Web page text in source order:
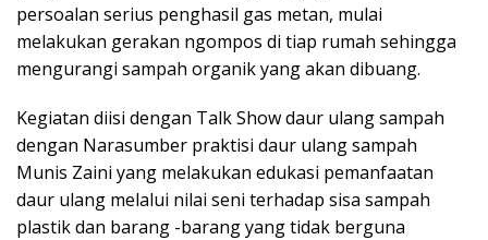
persoalan serius penghasil gas metan, mulai
melakukan gerakan ngompos di tiap rumah sehingga
mengurangi sampah organik yang akan dibuang.
Kegiatan diisi dengan Talk Show daur ulang sampah
dengan Narasumber praktisi daur ulang sampah
Munis Zaini yang melakukan edukasi pemanfaatan
daur ulang melalui nilai seni terhadap sisa sampah
plastik dan barang -barang yang tidak berguna